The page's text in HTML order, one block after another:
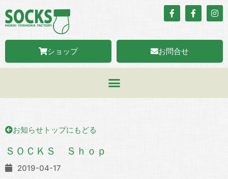
ショップ お問合せ
お知らせトップにもどる
ＳＯＣＫＳ Ｓｈｏｐ
2019-04-17